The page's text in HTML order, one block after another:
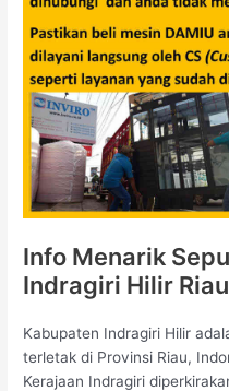
Info Menarik
Indragiri Hilir Riau
Kabupaten Indragiri Hilir
terletak di Provinsi Riau,
Kerajaan Indragiri